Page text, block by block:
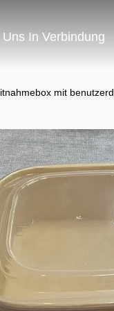
In Verbindung
mit